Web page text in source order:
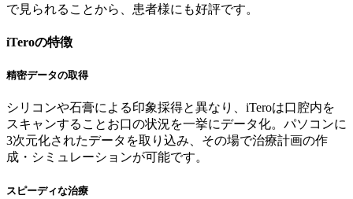
で見られることから、患者様にも好評です。
iTeroの特徴
精密データの取得
シリコンや石膏による印象採得と異なり、iTeroは口腔内を
スキャンすることお口の状況を一挙にデータ化。パソコンに
3次元化されたデータを取り込み、その場で治療計画の作
成・シミュレーションが可能です。
スピーディな治療